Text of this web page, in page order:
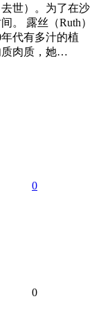
世）。为了在沙
。 露丝（Ruth）
代有多汁的植
质肉质，她…
0
0